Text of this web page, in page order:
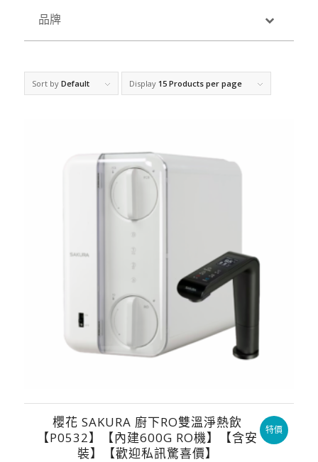
品牌
Sort by Default Display 15 Products per page
櫻花 SAKURA 廚下RO雙溫淨熱飲
【P0532】【內建600G RO機】【含安
裝】【歡迎私訊驚喜價】
特價